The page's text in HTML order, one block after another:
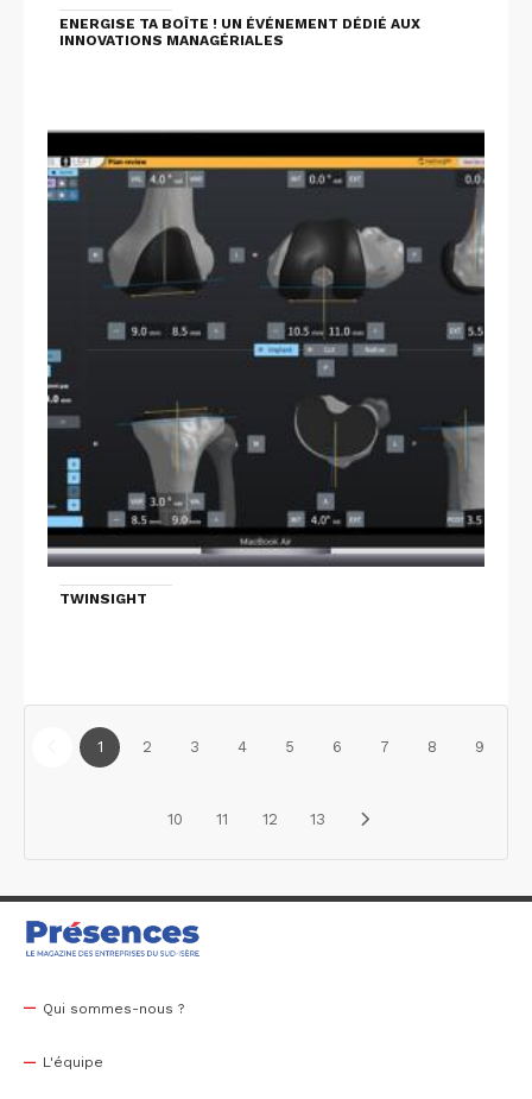
ENERGISE TA BOÎTE ! UN ÉVÉNEMENT DÉDIÉ AUX
INNOVATIONS MANAGÉRIALES
TWINSIGHT
1 2 3 4 5 6 7 8 9
10 11 12 13
Qui sommes-nous ?
L'équipe